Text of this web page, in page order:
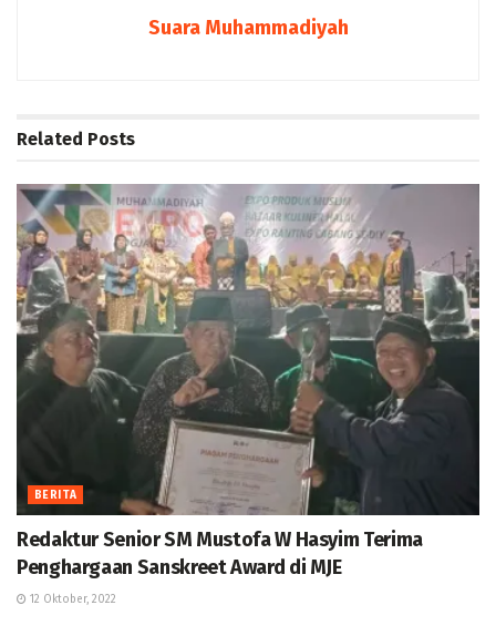
Suara Muhammadiyah
Related Posts
BERITA
Redaktur Senior SM Mustofa W Hasyim Terima
Penghargaan Sanskreet Award di MJE
12 Oktober, 2022